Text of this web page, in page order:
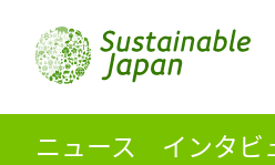
ニュース インタビ